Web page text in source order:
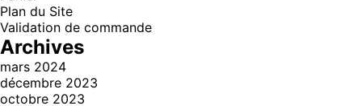
Plan du Site
Validation de commande
Archives
mars 2024
décembre 2023
octobre 2023